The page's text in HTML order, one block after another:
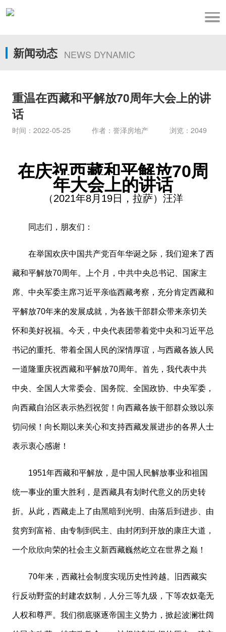
新闻动态 NEWS DYNAMIC
重温在西藏和平解放70周年大会上的讲
话
时间：2022-05-25 作者：誉泽房地产 浏览：2049
在庆祝西藏和平解放70周
年大会上的讲话
（2021年8月19日，拉萨）汪洋
同志们，朋友们：
在举国欢庆中国共产党百年华诞之际，我们迎来了西
藏和平解放70周年。上个月，中共中央总书记、国家主
席、中央军委主席习近平亲临西藏考察，充分肯定西藏和
平解放70年来的发展成就，为各族干部群众带来亲切关
怀和美好祝福。今天，中央代表团带着党中央和习近平总
书记的重托、带着全国人民的深情厚谊，与西藏各族人民
一道隆重庆祝西藏和平解放70周年。首先，我代表中共
中央、全国人大常委会、国务院、全国政协、中央军委，
向西藏自治区表示热烈祝贺！向西藏各族干部群众致以亲
切问候！向长期以来关心和支持西藏发展进步的各界人士
表示衷心感谢！
1951年西藏和平解放，是中国人民解放事业和祖国
统一事业的重大胜利，是西藏具有划时代意义的历史转
折。从此，西藏走上了由黑暗到光明、由落后到进步、由
贫穷到富裕、由专制到民主、由封闭到开放的康庄大道，
一个欣欣向荣的社会主义新西藏巍然屹立在世界之巅！
70年来，西藏社会制度实现历史性跨越。旧西藏实
行反动野蛮的封建农奴制，人分三等九级，下等农奴毫无
人权和尊严。我们彻底驱逐帝国主义势力，掀起波澜壮阔